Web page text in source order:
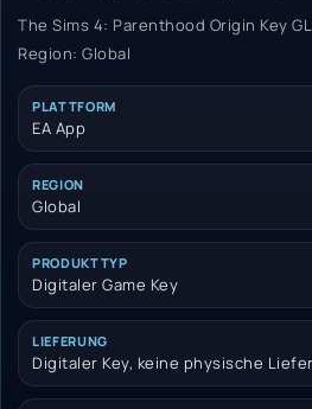
The Sims 4: Parenthood Origin Key
Region: Global
PLATTFORM
EA App
REGION
Global
PRODUKTTYP
Digitaler Game Key
LIEFERUNG
Digitaler Key, keine physische